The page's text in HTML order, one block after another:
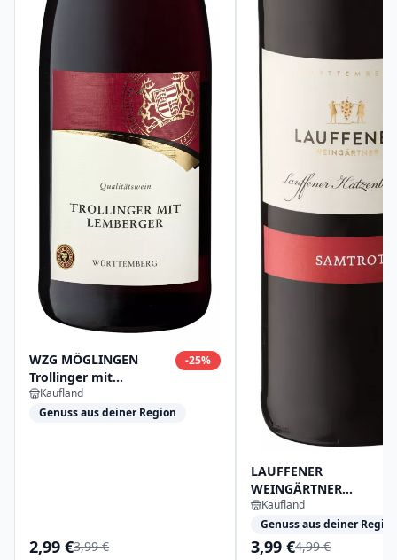
WZG MÖGLINGEN
Trollinger mit
Lemberger halbtrocken
-25%
Kaufland
Genuss aus deiner Region
2,99 €3,99 €
LAUFFENER
WEINGÄRTNER
Katzenbeißer Samtrot
Kaufland
Genuss aus deiner Region
3,99 €4,99 €